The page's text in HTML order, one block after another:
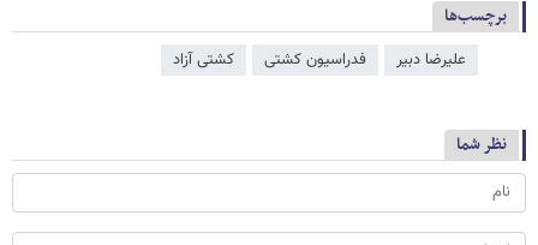
برچسب‌ها
علیرضا دبیر فدراسیون کشتی کشتی آزاد
نظر شما